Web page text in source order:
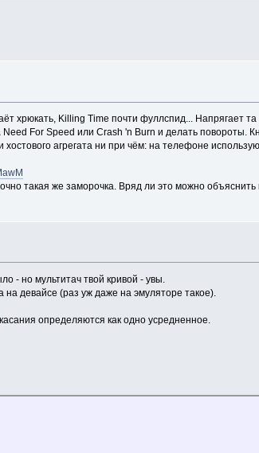
хрюкать, Killing Time почти фуллспид... Напрягает
For Speed или Crash 'n Burn и делать повороты.
хостового агрегата ни при чём: на телефоне
такая же заморочка. Вряд ли это можно
- но мультитач твой кривой - увы.
девайсе (раз уж даже на эмуляторе такое).
определяются как одно усредненное.